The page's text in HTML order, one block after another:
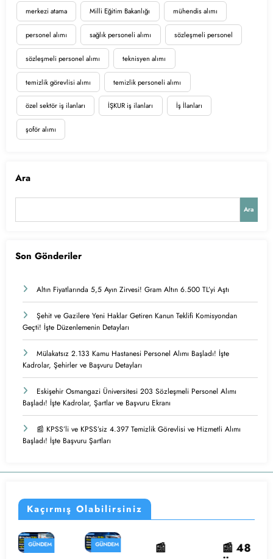
merkezi atama Milli Eğitim Bakanlığı mühendis alımı
personel alımı sağlık personeli alımı sözleşmeli personel
sözleşmeli personel alımı teknisyen alımı
temizlik görevlisi alımı temizlik personeli alımı
özel sektör iş ilanları İŞKUR iş ilanları İş İlanları
şoför alımı
Ara
Ara
Son Gönderiler
Altın Fiyatlarında 5,5 Ayın Zirvesi! Gram Altın 6.500 TL’yi Aştı
Şehit ve Gazilere Yeni Haklar Getiren Kanun Teklifi Komisyondan
Geçti! İşte Düzenlemenin Detayları
Mülakatsız 2.133 Kamu Hastanesi Personel Alımı Başladı! İşte
Kadrolar, Şehirler ve Başvuru Detayları
Eskişehir Osmangazi Üniversitesi 203 Sözleşmeli Personel Alımı
Başladı! İşte Kadrolar, Şartlar ve Başvuru Ekranı
📰 KPSS’li ve KPSS’siz 4.397 Temizlik Görevlisi ve Hizmetli Alımı
Başladı! İşte Başvuru Şartları
Kaçırmış Olabilirsiniz
GÜNDEM
GÜNDEM
📰
📰 48
GÜNDEM
📰